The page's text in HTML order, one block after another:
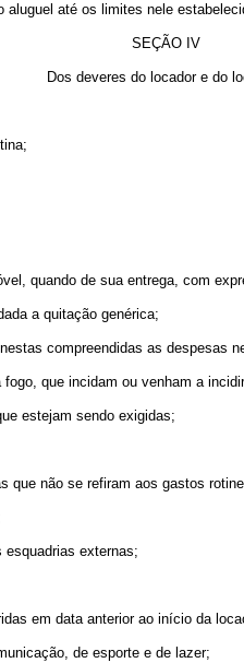
aluguel até os limites nele
SEÇÃO IV
Dos deveres do locador e do
quando de sua entrega, com
a quitação genérica;
compreendidas as despesas
que incidam ou venham a
estejam sendo exigidas;
não se refiram aos gastos
esquadrias externas;
em data anterior ao início da
de esporte e de lazer;